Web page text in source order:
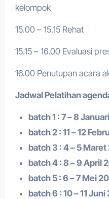
kelompok
15.00 – 15.15 Rehat
15.15 – 16.00 Evaluasi
16.00 Penutupan acara
Jadwal Pelatihan a
batch 1 : 7 – 8
batch 2 : 11 – 12
batch 3 : 4 – 5
batch 4 : 8 – 9 April
batch 5 : 6 – 7 Mei
batch 6 : 10 – 11